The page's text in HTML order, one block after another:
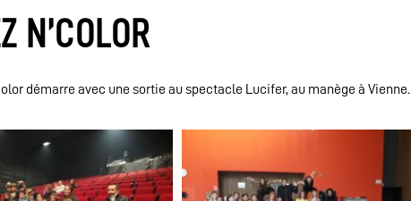
N’COLOR
démarre avec une sortie au spectacle Lucifer, au manège à Vienne.